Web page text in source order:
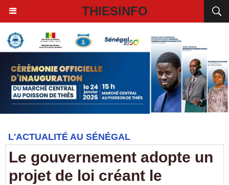
THIESINFO
L'ACTUALITÉ AU SÉNÉGAL
Le gouvernement adopte un
projet de loi créant le